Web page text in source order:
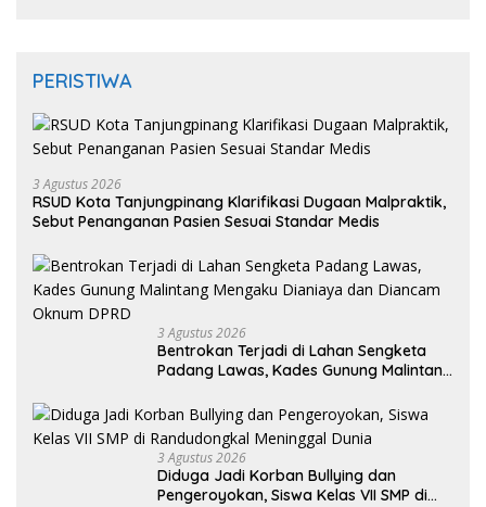
PERISTIWA
3 Agustus 2026
RSUD Kota Tanjungpinang Klarifikasi Dugaan Malpraktik,
Sebut Penanganan Pasien Sesuai Standar Medis
3 Agustus 2026
Bentrokan Terjadi di Lahan Sengketa
Padang Lawas, Kades Gunung Malintang
DPRD
3 Agustus 2026
Diduga Jadi Korban Bullying dan
Pengeroyokan, Siswa Kelas VII SMP di